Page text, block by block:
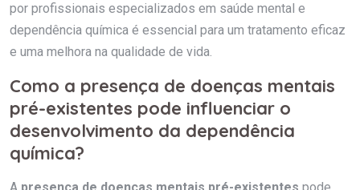
por profissionais especializados em saúde mental e
dependência química é essencial para um tratamento eficaz
e uma melhora na qualidade de vida.
Como a presença de doenças mentais
pré-existentes pode influenciar o
desenvolvimento da dependência
química?